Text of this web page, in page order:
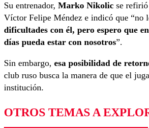
Su entrenador, Marko Nikolic se
Víctor Felipe Méndez e indicó que “no
dificultades con él, pero espero que
días pueda estar con nosotros”.
Sin embargo, esa posibilidad de
club ruso busca la manera de que el
institución.
OTROS TEMAS A